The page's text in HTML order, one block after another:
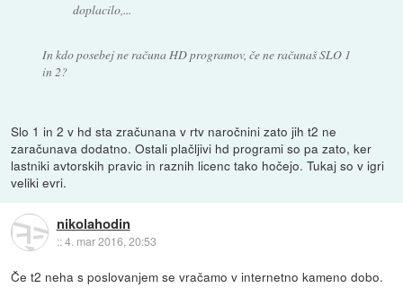
doplacilo,...
In kdo posebej ne računa HD programov, če ne računaš SLO 1
in 2?
Slo 1 in 2 v hd sta zračunana v rtv naročnini zato jih t2 ne
zaračunava dodatno. Ostali plačljivi hd programi so pa zato, ker
lastniki avtorskih pravic in raznih licenc tako hočejo. Tukaj so v igri
veliki evri.
nikolahodin
::4. mar 2016, 20:53
Če t2 neha s poslovanjem se vračamo v internetno kameno dobo.